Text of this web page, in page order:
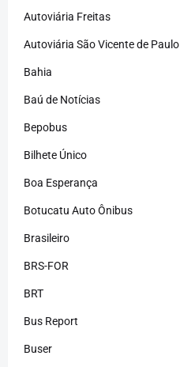
Autoviária Freitas
Autoviária São Vicente de Paulo
Bahia
Baú de Notícias
Bepobus
Bilhete Único
Boa Esperança
Botucatu Auto Ônibus
Brasileiro
BRS-FOR
BRT
Bus Report
Buser